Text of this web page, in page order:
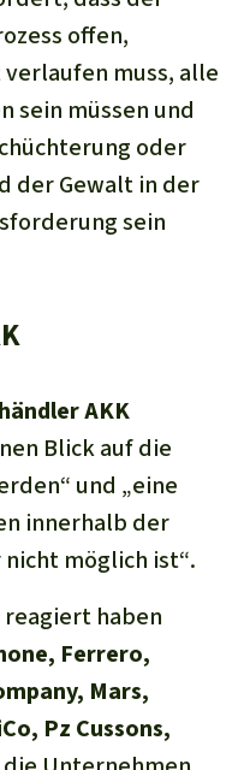
offen,
muss, alle
sein müssen und
oder
der Gewalt in der
sein
AKK
Blick auf die
und „eine
innerhalb der
möglich ist“.
reagiert haben
, Ferrero,
, Mars,
, Pz Cussons,